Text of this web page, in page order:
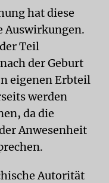
hat diese
Auswirkungen.
Teil
der Geburt
eigenen Erbteil
werden
da die
Anwesenheit
Autorität